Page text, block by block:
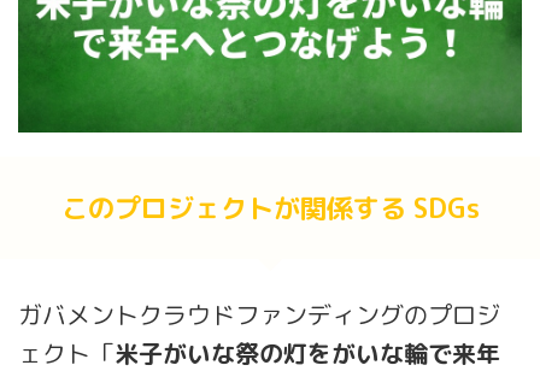
このプロジェクトが関係する SDGs
ガバメントクラウドファンディングのプロジ
ェクト「米子がいな祭の灯をがいな輪で来年